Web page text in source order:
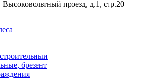
Высоковольтный проезд, д.1, стр.20
брезент